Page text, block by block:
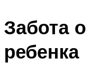
Забота
ребенка